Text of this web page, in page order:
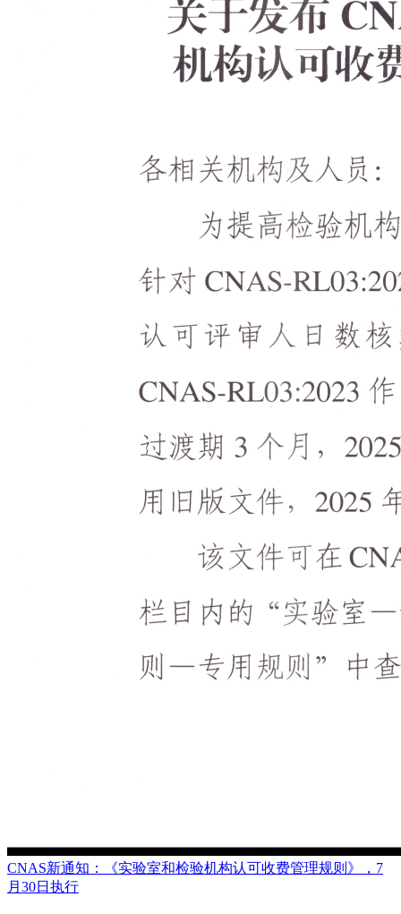
CNAS新通知：《实验室和检验机构认可收费管理规则》，7
月30日执行